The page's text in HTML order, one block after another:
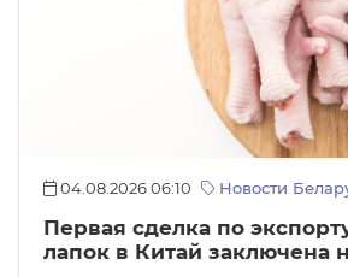
04.08.2026 06:10 Новости
Первая сделка по
лапок в Китай заключена